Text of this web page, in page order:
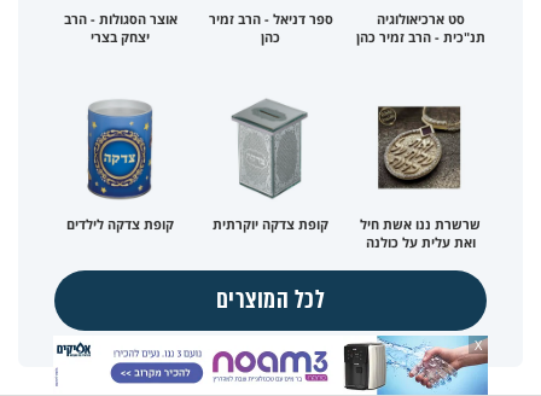
סט ארכיאולוגיה
תנ"כית - הרב זמיר כהן
ספר דניאל - הרב זמיר
כהן
אוצר הסגולות - הרב
יצחק בצרי
שרשרת ננו אשת חיל
ואת עלית על כולנה
קופת צדקה יוקרתית קופת צדקה לילדים
לכל המוצרים
X